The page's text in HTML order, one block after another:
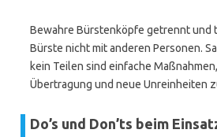
Bewahre Bürstenköpfe getrennt und
Bürste nicht mit anderen Personen.
kein Teilen sind einfache
Übertragung und neue Unreinheiten
Do’s und Don’ts beim